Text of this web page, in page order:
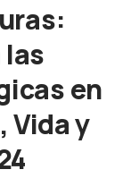
las
en
Vida y